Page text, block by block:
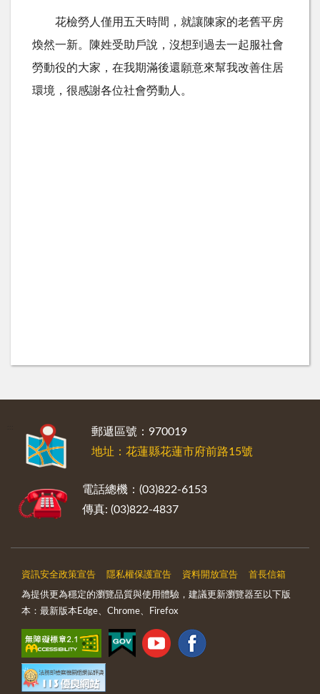
花檢勞人僅用五天時間，就讓陳家的老舊平房
煥然一新。陳姓受助戶說，沒想到過去一起服社會
勞動役的大家，在我期滿後還願意來幫我改善住居
環境，很感謝各位社會勞動人。
郵遞區號：970019
地址：花蓮縣花蓮市府前路15號
電話總機：(03)822-6153
傳真: (03)822-4837
資訊安全政策宣告 隱私權保護宣告 資料開放宣告 首長信箱
為提供更為穩定的瀏覽品質與使用體驗，建議更新瀏覽器至以下版
本：最新版本Edge、Chrome、Firefox